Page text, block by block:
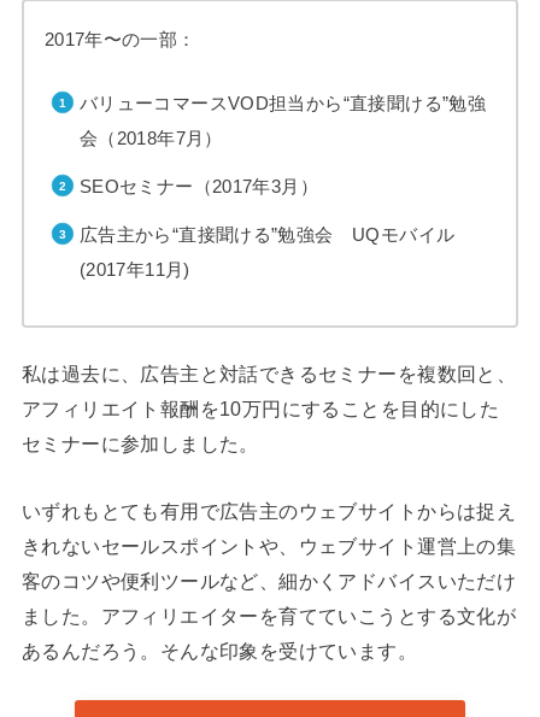
2017年〜の一部：
バリューコマースVOD担当から“直接聞ける”勉強
会（2018年7月）
SEOセミナー（2017年3月）
広告主から“直接聞ける”勉強会 UQモバイル
(2017年11月)
私は過去に、広告主と対話できるセミナーを複数回と、
アフィリエイト報酬を10万円にすることを目的にした
セミナーに参加しました。
いずれもとても有用で広告主のウェブサイトからは捉え
きれないセールスポイントや、ウェブサイト運営上の集
客のコツや便利ツールなど、細かくアドバイスいただけ
ました。アフィリエイターを育てていこうとする文化が
あるんだろう。そんな印象を受けています。